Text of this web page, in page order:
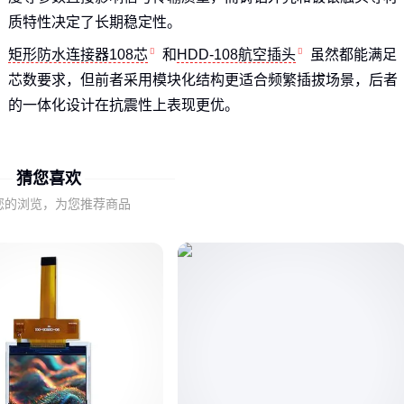
质特性决定了长期稳定性。
矩形防水连接器108芯 和 HDD-108航空插头
虽然都能满足
芯数要求，但前者采用模块化结构更适合频繁插拔场景，后者
的一体化设计在抗震性上表现更优。
格。
隧道渗水和设备冷凝要求连接器至少达到IP65防护等级，采用
聚碳酸酯芯体与铸铝合金外壳的组合能有效防止水汽渗透导致
的短路。
列车运行产生的持续振动会松动普通连接器的接触件，带不锈
钢锁紧扣的重载连接器108芯
猜您喜欢
的浏览，为您推荐商品